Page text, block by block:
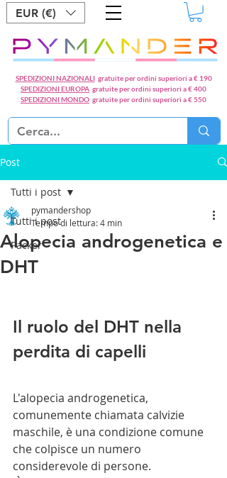
SPEDIZIONI NAZIONALIgratuite per ordini superiori a € 190
SPEDIZIONI EUROPA gratuite per ordini superiori a € 400
SPEDIZIONI MONDO gratuite per ordini superiori a € 550
EUR (€)
Post
Tutti i post
Packer
Tutti i post
Alopecia androgenetica e
DHT
pymandershop
Tempo di lettura: 4 min
Il ruolo del DHT nella
perdita di capelli
L'alopecia androgenetica,
comunemente chiamata calvizie
maschile, è una condizione comune
che colpisce un numero
considerevole di persone.